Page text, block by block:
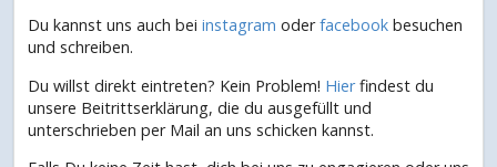
Du kannst uns auch bei instagram oderfacebook besuchen
und schreiben.
Du willst direkt eintreten? Kein Problem! Hierfindest du
unsere Beitrittserklärung, die du ausgefüllt und
unterschrieben per Mail an uns schicken kannst.